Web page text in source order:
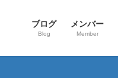
ブログ
Blog
メンバー
Member